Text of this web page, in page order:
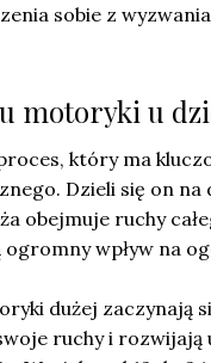
sobie z
motoryki u
który ma
Dzieli się on na
obejmuje ruchy
wpływ na
dużej zaczynają
ruchy i